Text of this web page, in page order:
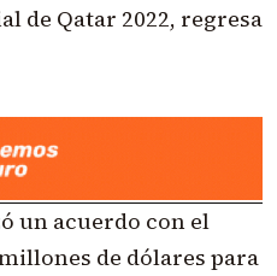
de Qatar 2022, regresa
un acuerdo con el
de dólares para